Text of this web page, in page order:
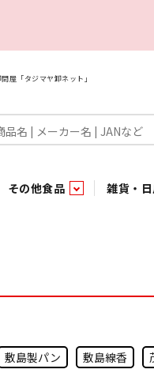
屋「タジマヤ卸ネット」
豆菓子 珍味 吊下げ専用
その他飲料水
その他食品 雑貨・
履き物 家庭消耗雑貨
ジナル商品（PB） おす
用 チルド飲料・デザート
用 チルド飲料・デザート
敷島製パン 敷島線香